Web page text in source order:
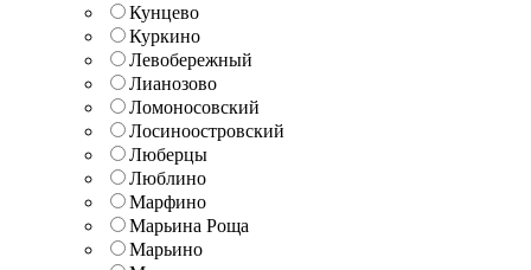
Кунцево
Куркино
Левобережный
Лианозово
Ломоносовский
Лосиноостровский
Люберцы
Люблино
Марфино
Марьина Роща
Марьино